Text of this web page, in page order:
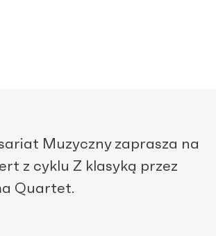
Muzyczny zaprasza na
z cyklu Z klasyką przez
Quartet.